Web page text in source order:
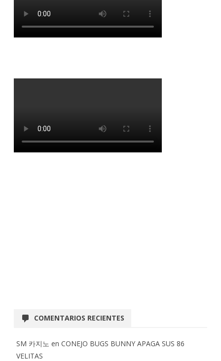
COMENTARIOS RECIENTES
SM 카지노 en CONEJO BUGS BUNNY APAGA SUS 86
VELITAS